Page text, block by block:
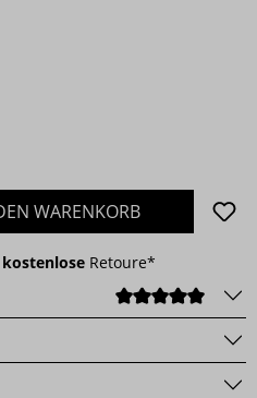
den gewünschten
WARENKORB
kostenlose Retoure*